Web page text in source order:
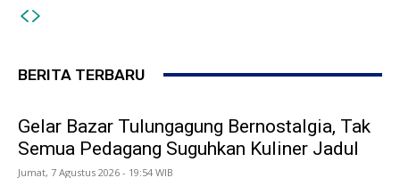
BERITA TERBARU
Gelar Bazar Tulungagung Bernostalgia, Tak
Semua Pedagang Suguhkan Kuliner Jadul
Jumat, 7 Agustus 2026 - 19:54 WIB